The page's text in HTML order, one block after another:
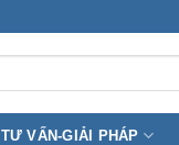
TƯ VẤN-GIẢI PHÁP